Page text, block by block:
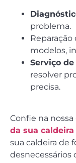
problema.
Reparação
modelos,
Serviço
resolver
precisa.
Confie na nossa
da sua caldeira
sua caldeira de
desnecessários